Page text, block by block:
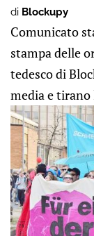
di Blockupy
Comunicato
stampa delle
tedesco di
media e tirano